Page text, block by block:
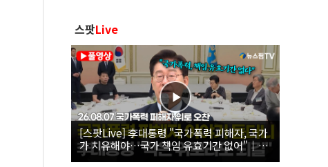
스팟Live
[스팟Live] 李대통령 "국가폭력 피해자, 국가
가 치유해야…국가 책임 유효기간 없어"｜
26.08.07 국가폭력 피해자 위로 오찬